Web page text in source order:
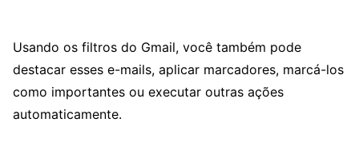
Usando os filtros do Gmail, você também pode
destacar esses e-mails, aplicar marcadores, marcá-los
como importantes ou executar outras ações
automaticamente.